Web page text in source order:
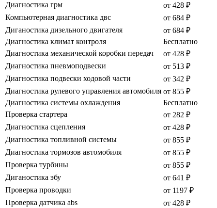
Диагностика грм
от 428 ₽
Компьютерная диагностика двс
от 684 ₽
Диганостика дизельного двигателя
от 684 ₽
Диагностика климат контроля
Бесплатно
Диагностика механической коробки передач
от 428 ₽
Диагностика пневмоподвески
от 513 ₽
Диагностика подвески ходовой части
от 342 ₽
Диагностика рулевого управления автомобиля от 855 ₽
Диагностика системы охлаждения
Бесплатно
Проверка стартера
от 282 ₽
Диагностика сцепления
от 428 ₽
Диагностика топливной системы
от 855 ₽
Диагностика тормозов автомобиля
от 855 ₽
Проверка турбины
от 855 ₽
Диганостика эбу
от 641 ₽
Проверка проводки
от 1197 ₽
Проверка датчика abs
от 428 ₽